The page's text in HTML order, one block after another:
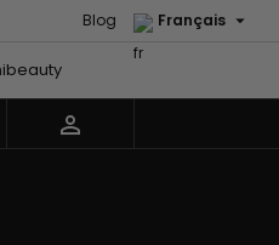
Français 
Blog
